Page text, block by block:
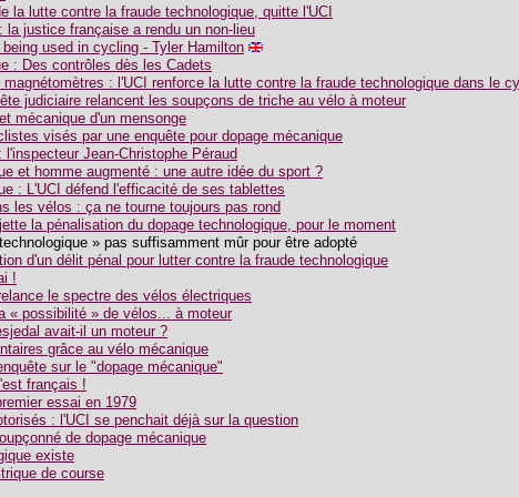
la lutte contre la fraude technologique, quitte l'UCI
la justice française a rendu un non-lieu
being used in cycling - Tyler Hamilton
: Des contrôles dès les Cadets
: l'UCI renforce la lutte contre la fraude technologique dans le
judiciaire relancent les soupçons de triche au vélo à moteur
mécanique d'un mensonge
visés par une enquête pour dopage mécanique
l'inspecteur Jean-Christophe Péraud
et homme augmenté : une autre idée du sport ?
: L'UCI défend l'efficacité de ses tablettes
les vélos : ça ne tourne toujours pas rond
la pénalisation du dopage technologique, pour le moment
» pas suffisamment mûr pour être adopté
d'un délit pénal pour lutter contre la fraude technologique
!
le spectre des vélos électriques
« possibilité » de vélos... à moteur
avait-il un moteur ?
grâce au vélo mécanique
sur le "dopage mécanique"
français !
essai en 1979
: l'UCI se penchait déjà sur la question
de dopage mécanique
existe
de course